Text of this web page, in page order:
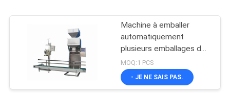
Machine à emballer
automatiquement
plusieurs emballages de
10 kg à 50 kg
MOQ:1 PCS
- JE NE SAIS PAS.